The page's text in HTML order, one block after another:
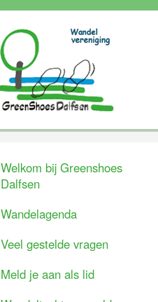
Welkom bij Greenshoes
Dalfsen
Wandelagenda
Veel gestelde vragen
Meld je aan als lid